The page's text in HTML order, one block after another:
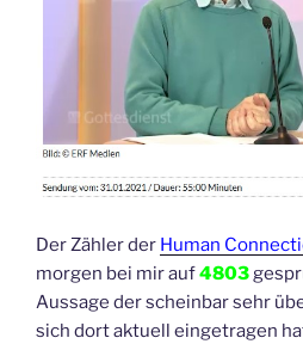
Der Zähler der Human
morgen bei mir auf4803
Aussage der scheinbar sehr
sich dort aktuell eingetragen